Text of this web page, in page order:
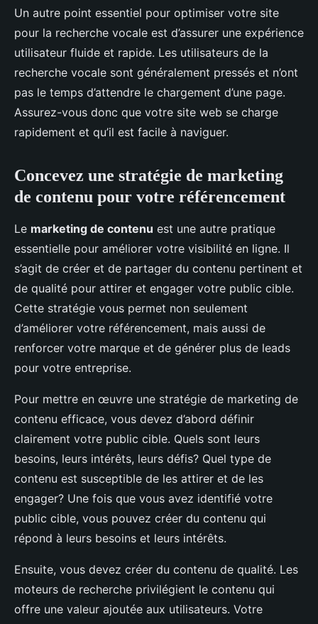
Un autre point essentiel pour optimiser votre site
pour la recherche vocale est d’assurer une expérience
utilisateur fluide et rapide. Les utilisateurs de la
recherche vocale sont généralement pressés et n’ont
pas le temps d’attendre le chargement d’une page.
Assurez-vous donc que votre site web se charge
rapidement et qu’il est facile à naviguer.
Concevez une stratégie de marketing
de contenu pour votre référencement
Le marketing de contenu est une autre pratique
essentielle pour améliorer votre visibilité en ligne. Il
s’agit de créer et de partager du contenu pertinent et
de qualité pour attirer et engager votre public cible.
Cette stratégie vous permet non seulement
d’améliorer votre référencement, mais aussi de
renforcer votre marque et de générer plus de leads
pour votre entreprise.
Pour mettre en œuvre une stratégie de marketing de
contenu efficace, vous devez d’abord définir
clairement votre public cible. Quels sont leurs
besoins, leurs intérêts, leurs défis? Quel type de
contenu est susceptible de les attirer et de les
engager? Une fois que vous avez identifié votre
public cible, vous pouvez créer du contenu qui
répond à leurs besoins et leurs intérêts.
Ensuite, vous devez créer du contenu de qualité. Les
moteurs de recherche privilégient le contenu qui
offre une valeur ajoutée aux utilisateurs. Votre